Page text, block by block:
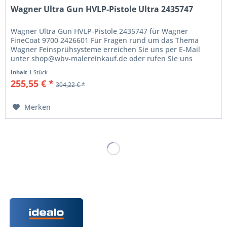
Wagner Ultra Gun HVLP-Pistole Ultra 2435747
Wagner Ultra Gun HVLP-Pistole 2435747 für Wagner
FineCoat 9700 2426601 Für Fragen rund um das Thema
Wagner Feinsprühsysteme erreichen Sie uns per E-Mail
unter shop@wbv-malereinkauf.de oder rufen Sie uns
Inhalt 1 Stück
255,55 € * 304,22 € *
Merken